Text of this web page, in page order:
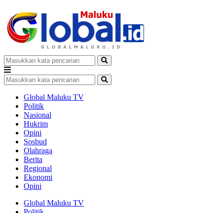
Global Maluku TV
Politik
Nasional
Hukrim
Opini
Sosbud
Olahraga
Berita
Regional
Ekonomi
Opini
Global Maluku TV